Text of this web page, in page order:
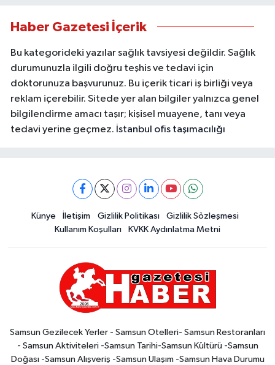
Haber Gazetesi İçerik
Bu kategorideki yazılar sağlık tavsiyesi değildir. Sağlık
durumunuzla ilgili doğru teşhis ve tedavi için
doktorunuza başvurunuz. Bu içerik ticari iş birliği veya
reklam içerebilir. Sitede yer alan bilgiler yalnızca genel
bilgilendirme amacı taşır; kişisel muayene, tanı veya
tedavi yerine geçmez. İstanbul ofis taşımacılığı
Künye İletişim Gizlilik Politikası
Gizlilik Sözleşmesi
Kullanım Koşulları
KVKK Aydınlatma Metni
Samsun Gezilecek Yerler - Samsun Otelleri- Samsun Restoranları
- Samsun Aktiviteleri -Samsun Tarihi-Samsun Kültürü -Samsun
Doğası -Samsun Alışveriş -Samsun Ulaşım -Samsun Hava Durumu